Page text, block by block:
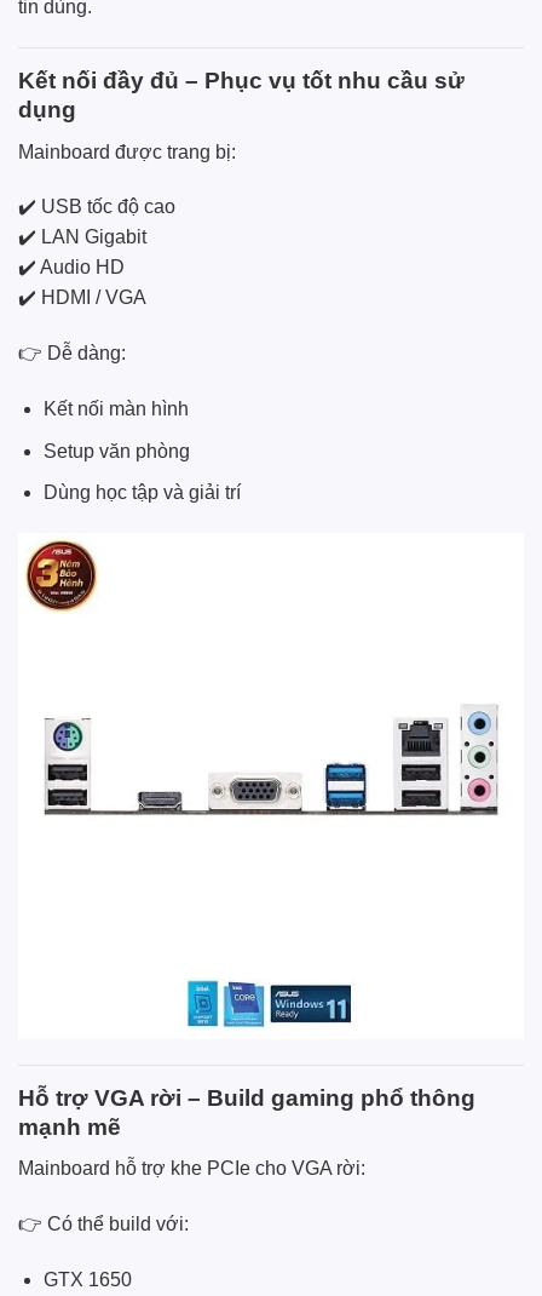
tin dùng.
Kết nối đầy đủ – Phục vụ tốt nhu cầu sử
dụng
Mainboard được trang bị:
✔️ USB tốc độ cao
✔️ LAN Gigabit
✔️ Audio HD
✔️ HDMI / VGA
👉 Dễ dàng:
Kết nối màn hình
Setup văn phòng
Dùng học tập và giải trí
Hỗ trợ VGA rời – Build gaming phổ thông
mạnh mẽ
Mainboard hỗ trợ khe PCIe cho VGA rời:
👉 Có thể build với:
GTX 1650